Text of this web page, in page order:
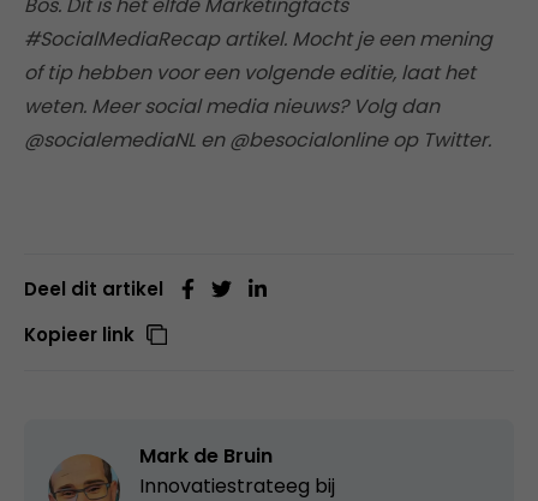
#SocialMediaRecap artikel. Mocht je een mening
of tip hebben voor een volgende editie, laat het
weten. Meer social media nieuws? Volg dan
@socialemediaNL en @besocialonline op Twitter.
Deel dit artikel
Kopieer link
Mark de Bruin
Innovatiestrateeg bij